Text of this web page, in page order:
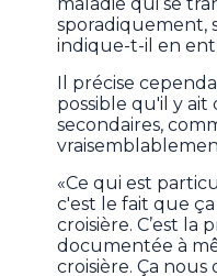
sporadiquement,
indique-t-il en
Il précise
possible qu'il y ait
secondaires,
«Ce qui est
c'est le fait que
croisière. C’est la
documentée à
croisière. Ça